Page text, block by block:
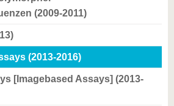
(2009-2011)
(2013-2016)
[Imagebased Assays] (2013-